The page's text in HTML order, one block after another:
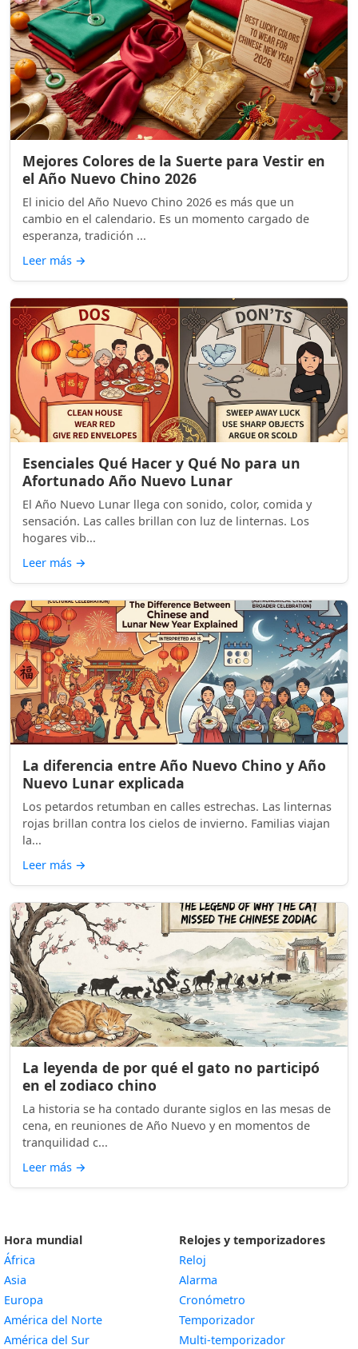
Mejores Colores de la Suerte para Vestir en
el Año Nuevo Chino 2026
El inicio del Año Nuevo Chino 2026 es más que un
cambio en el calendario. Es un momento cargado de
esperanza, tradición ...
Leer más →
Esenciales Qué Hacer y Qué No para un
Afortunado Año Nuevo Lunar
El Año Nuevo Lunar llega con sonido, color, comida y
sensación. Las calles brillan con luz de linternas. Los
hogares vib...
Leer más →
La diferencia entre Año Nuevo Chino y Año
Nuevo Lunar explicada
Los petardos retumban en calles estrechas. Las linternas
rojas brillan contra los cielos de invierno. Familias viajan
la...
Leer más →
La leyenda de por qué el gato no participó
en el zodiaco chino
La historia se ha contado durante siglos en las mesas de
cena, en reuniones de Año Nuevo y en momentos de
tranquilidad c...
Leer más →
Hora mundial
África
Asia
Europa
América del Norte
América del Sur
Relojes y temporizadores
Reloj
Alarma
Cronómetro
Temporizador
Multi-temporizador